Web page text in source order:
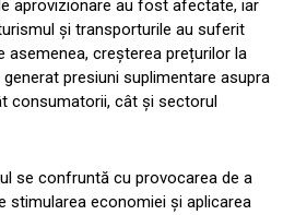
aprovizionare au fost afectate, iar
și transporturile au suferit
asemenea, creșterea prețurilor la
presiuni suplimentare asupra
consumatorii, cât și sectorul
se confruntă cu provocarea de a
stimularea economiei și aplicarea